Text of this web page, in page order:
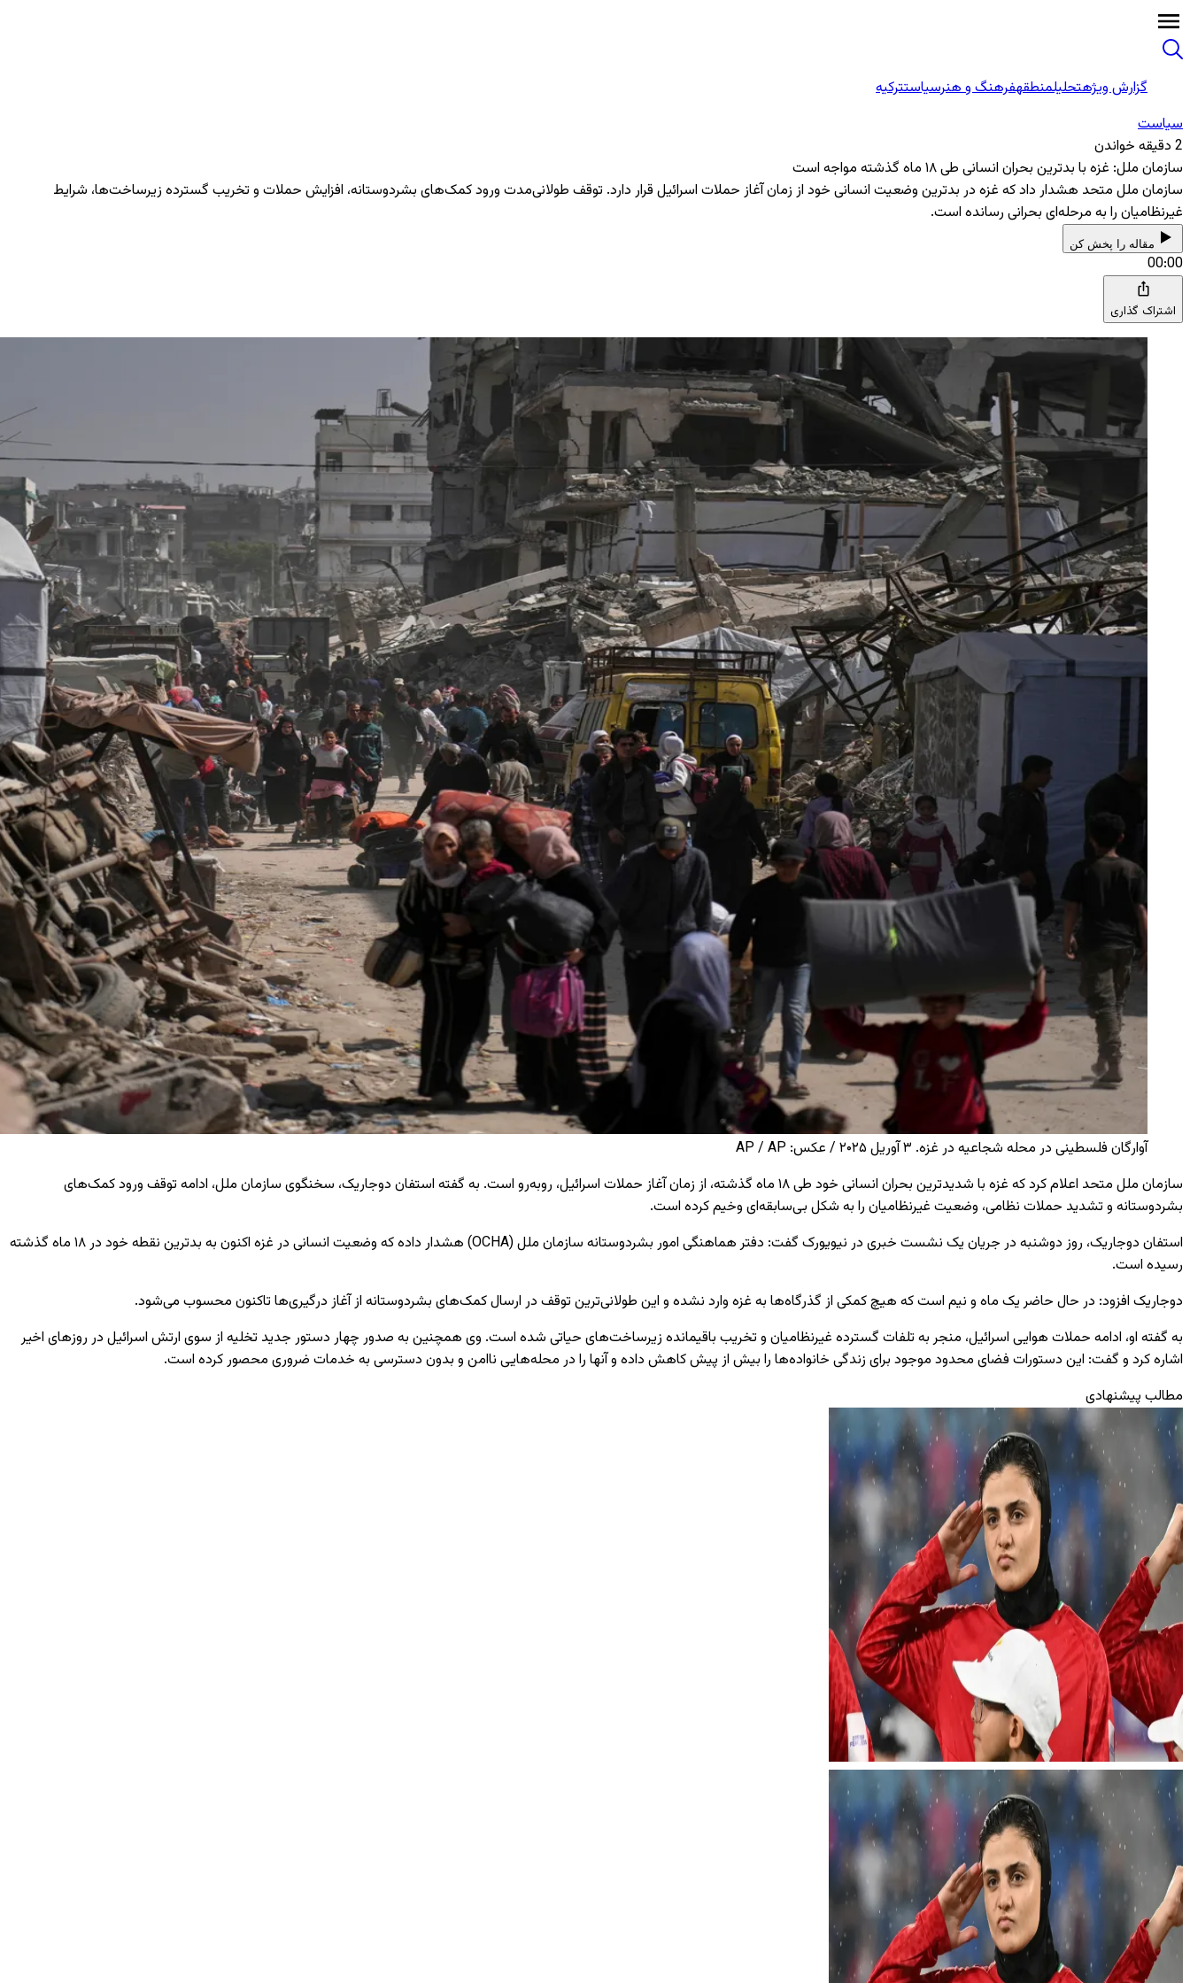
گزارش ویژهتحلیلمنطقهفرهنگ و هنرسیاستترکیه
سیاست
2 دقیقه خواندن
سازمان ملل: غزه با بدترین بحران انسانی طی ۱۸ ماه گذشته مواجه است
سازمان ملل متحد هشدار داد که غزه در بدترین وضعیت انسانی خود از زمان آغاز حملات اسرائیل قرار دارد. توقف طولانی‌مدت ورود کمک‌های بشردوستانه، افزایش حملات و تخریب گسترده زیرساخت‌ها، شرایط
غیرنظامیان را به مرحله‌ای بحرانی رسانده است.
مقاله را پخش کن
00:00
اشتراک گذاری
آوارگان فلسطینی در محله شجاعیه در غزه. ۳ آوریل ۲۰۲۵ / عکس: AP / AP
سازمان ملل متحد اعلام کرد که غزه با شدیدترین بحران انسانی خود طی ۱۸ ماه گذشته، از زمان آغاز حملات اسرائیل، روبه‌رو است. به گفته
استفان دوجاریک، سخنگوی سازمان ملل، ادامه‌ توقف ورود کمک‌های
بشردوستانه و تشدید حملات نظامی، وضعیت غیرنظامیان را به شکل بی‌سابقه‌ای وخیم کرده است.
استفان دوجاریک، روز دوشنبه در جریان یک نشست خبری در نیویورک گفت: دفتر هماهنگی امور بشردوستانه سازمان ملل (OCHA) هشدار داده که وضعیت انسانی در غزه اکنون به بدترین نقطه خود در ۱۸ ماه گذشته
رسیده است.
دوجاریک افزود: در حال حاضر یک ماه و نیم است که هیچ کمکی از گذرگاه‌ها به غزه وارد نشده و این طولانی‌ترین توقف در ارسال کمک‌های بشردوستانه از آغاز درگیری‌ها تاکنون محسوب می‌شود.
به گفته او، ادامه حملات هوایی اسرائیل، منجر به تلفات گسترده غیرنظامیان و تخریب باقیمانده زیرساخت‌های حیاتی شده است. وی همچنین به صدور چهار دستور جدید تخلیه از سوی ارتش اسرائیل در روزهای اخیر
اشاره کرد و گفت: این دستورات فضای محدود موجود برای زندگی خانواده‌ها را بیش از پیش کاهش داده و آنها را در محله‌هایی ناامن و بدون دسترسی به خدمات ضروری محصور کرده است.
مطالب پیشنهادی